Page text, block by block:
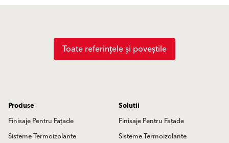
Toate referințele și poveștile
Produse
Finisaje Pentru Fațade
Sisteme Termoizolante
Solutii
Finisaje Pentru Fațade
Sisteme Termoizolante